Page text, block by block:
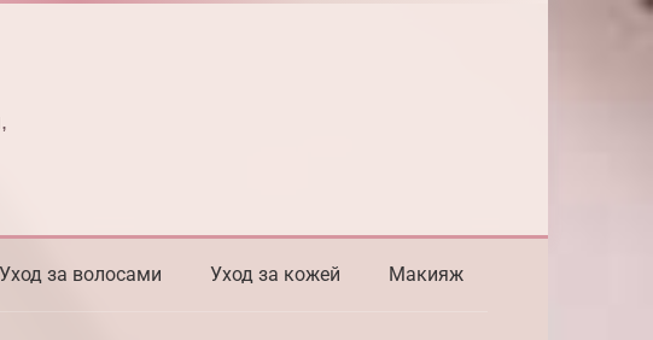
Уход за волосами Уход за кожей Макияж